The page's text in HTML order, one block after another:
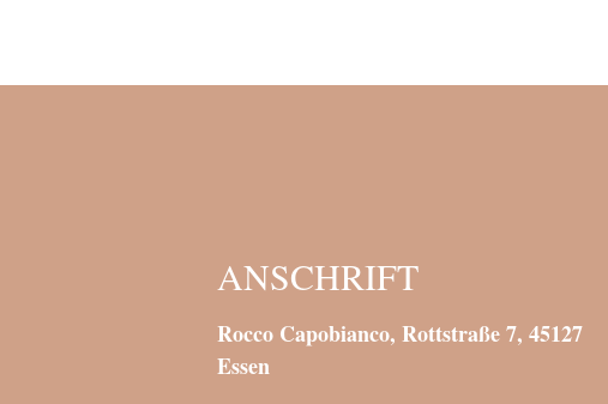
ANSCHRIFT
Rocco Capobianco, Rottstraße 7, 45127
Essen